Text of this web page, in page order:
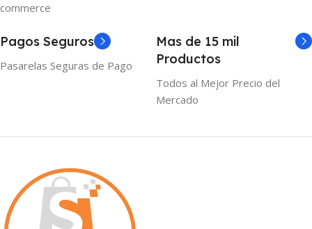
commerce
Pagos Seguros
Pasarelas Seguras de Pago
Mas de 15 mil
Productos
Todos al Mejor Precio del
Mercado